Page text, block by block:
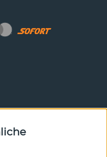
Sie vor allen anderen